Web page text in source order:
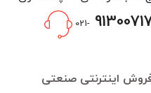
-021
اینترنتی صنعتی